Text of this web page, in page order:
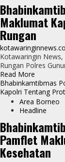
Bripka
Arianto
Sebarkan
Maklumat
Kapolri
Di
Tanah
Siang
Desa
Balawan
Maklumat
Rungan
Kotawaringin
Rungan Polres
Read More
more
about
Polsek
Sebarkan
Maklumat
Kapolri
Di
Bhabinkamtibmas
Kapolri Tentang
Area Borneo
Headline
Pamflet
Kesehatan